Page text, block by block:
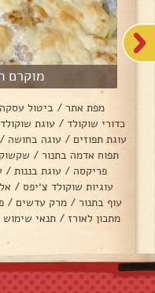
מוקרם
מפת אתר / ביטול עסקה
כדורי שוקולד / עוגת שוקולד
עוגת תפוזים / עוגה בחושה /
תפוח אדמה בתנור /
פריקסה / עוגת בננות /
עוגיות שוקולד צ׳יפס /
עוף בתנור / מרק עדשים /
מתכון לאורז / תנאי שימוש